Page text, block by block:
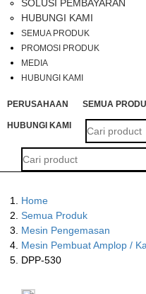
SOLUSI PEMBAYARAN
HUBUNGI KAMI
SEMUA PRODUK
PROMOSI PRODUK
MEDIA
HUBUNGI KAMI
PERUSAHAAN SEMUA
HUBUNGI KAMI
Home
Semua Produk
Mesin Pengemasan
Mesin Pembuat Amplop /
DPP-530